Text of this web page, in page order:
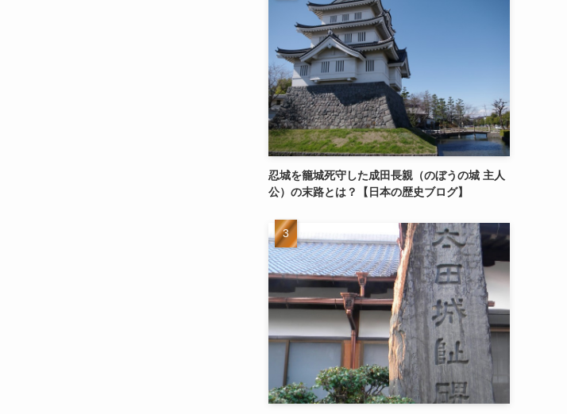
忍城を籠城死守した成田長親（のぼうの城 主人
公）の末路とは？【日本の歴史ブログ】